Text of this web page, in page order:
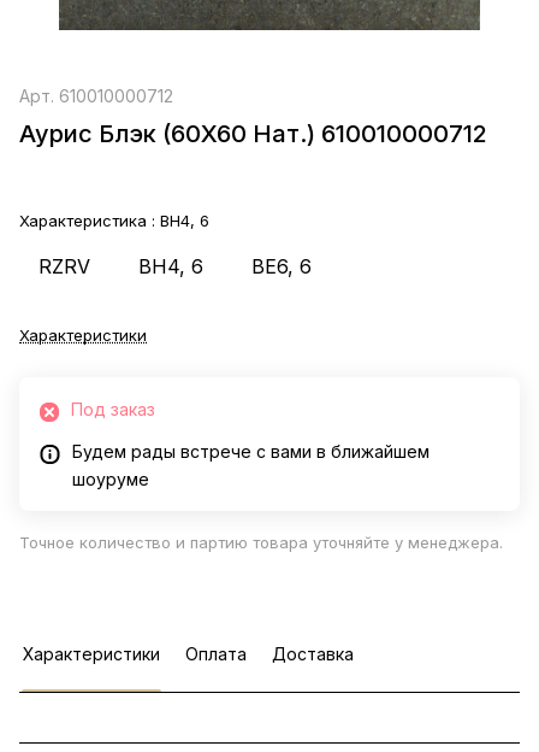
Арт. 610010000712
Аурис Блэк (60X60 Нат.) 610010000712
Характеристика : BH4, 6
RZRV BH4, 6 BE6, 6
Характеристики
Под заказ
Будем рады встрече с вами в ближайшем
шоуруме
Точное количество и партию товара уточняйте у менеджера.
Характеристики Оплата Доставка